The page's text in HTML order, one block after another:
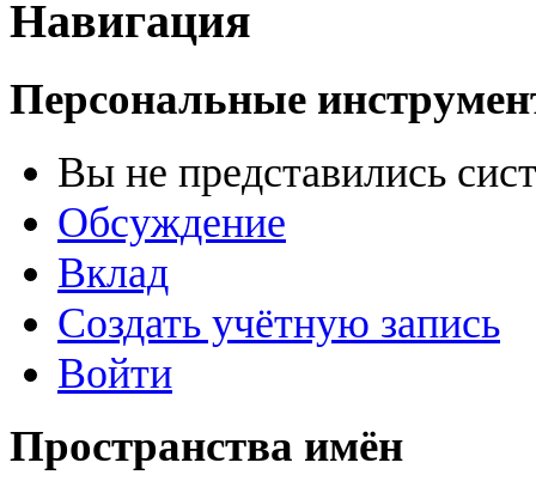
Навигация
Персональные
Вы не представились
Обсуждение
Вклад
Создать учётную запись
Войти
Пространства имён